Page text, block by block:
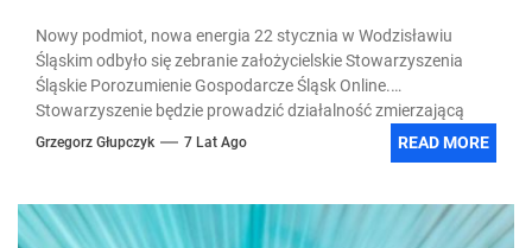
Nowy podmiot, nowa energia 22 stycznia w Wodzisławiu
Śląskim odbyło się zebranie założycielskie Stowarzyszenia
Śląskie Porozumienie Gospodarcze Śląsk Online.
Stowarzyszenie będzie prowadzić działalność zmierzającą
do...
Grzegorz Głupczyk 7 Lat Ago READ MORE